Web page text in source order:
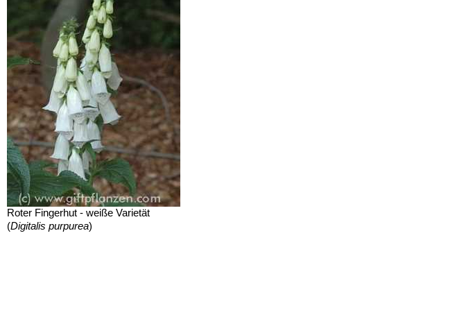
Roter Fingerhut - weiße Varietät
(Digitalis purpurea)